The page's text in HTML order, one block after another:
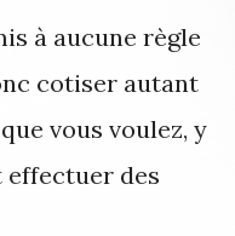
à aucune règle
cotiser autant
vous voulez, y
effectuer des